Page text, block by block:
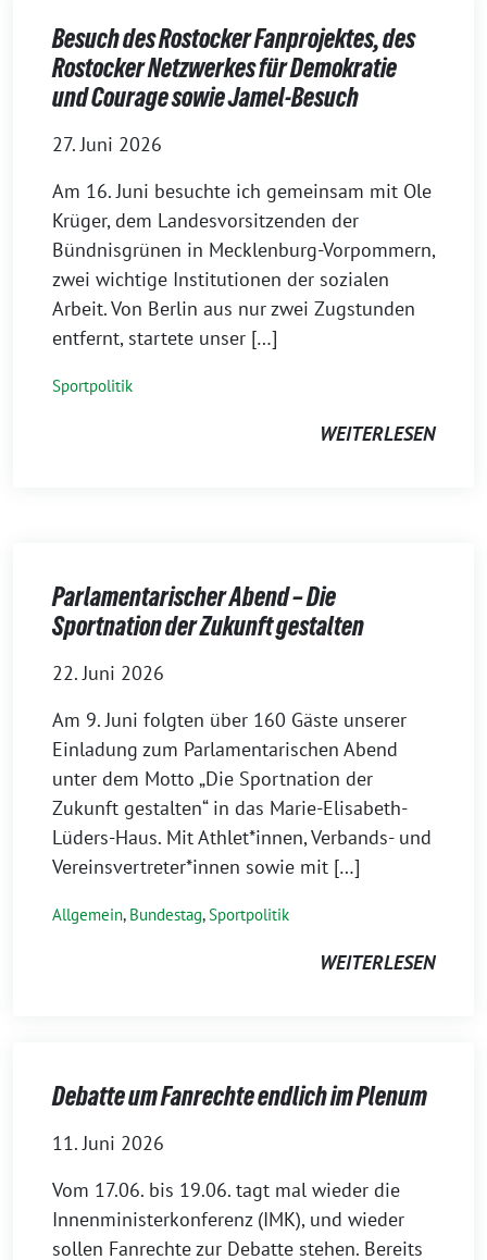
Besuch des Rostocker Fanprojektes, des
Rostocker Netzwerkes für Demokratie
und Courage sowie Jamel-Besuch
27. Juni 2026
Am 16. Juni besuchte ich gemeinsam mit Ole
Krüger, dem Landesvorsitzenden der
Bündnisgrünen in Mecklenburg-Vorpommern,
zwei wichtige Institutionen der sozialen
Arbeit. Von Berlin aus nur zwei Zugstunden
entfernt, startete unser […]
Sportpolitik
WEITERLESEN
Parlamentarischer Abend – Die
Sportnation der Zukunft gestalten
22. Juni 2026
Am 9. Juni folgten über 160 Gäste unserer
Einladung zum Parlamentarischen Abend
unter dem Motto „Die Sportnation der
Zukunft gestalten“ in das Marie-Elisabeth-
Lüders-Haus. Mit Athlet*innen, Verbands- und
Vereinsvertreter*innen sowie mit […]
Allgemein, Bundestag,Sportpolitik
WEITERLESEN
Debatte um Fanrechte endlich im Plenum
11. Juni 2026
Vom 17.06. bis 19.06. tagt mal wieder die
Innenministerkonferenz (IMK), und wieder
sollen Fanrechte zur Debatte stehen. Bereits